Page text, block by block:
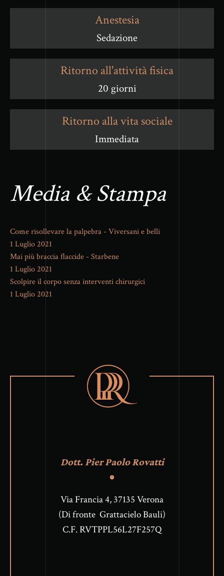
Anestesia
Sedazione
Ritorno all'attività fisica
20 giorni
Ritorno alla vita sociale
Immediata
Media & Stampa
Come risollevare la palpebra - Viversani e belli
1 Luglio 2021
Mai più braccia flaccide - Starbene
1 Luglio 2021
Scolpire il corpo senza interventi chirurgici
1 Luglio 2021
Dott. Pier Paolo Rovatti
Via Francia 4, 37135 Verona
(Di fronte Grattacielo Bauli)
C.F. RVTPPL56L27F257Q